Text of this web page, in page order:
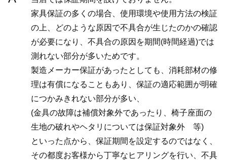
家具保証の多くの場合、使用環境や使用方法の検証
の上、どのような原因で不具合が生じたのかの確認
が必要になり、不具合の原因を期間(時間経過)では
測れない部分が多いためです。
製造メーカー保証があったとしても、消耗部材の修
理は有償になることもあり、保証の適応範囲が明確
につかみきれない部分が多い、
(金具の故障は補償対象外であったり、椅子座面の
生地の破れやヘタリについては保証対象外 等)
といった点から、保証期間を設定するのではなく、
その都度お客様から丁寧なヒアリングを行い、不具